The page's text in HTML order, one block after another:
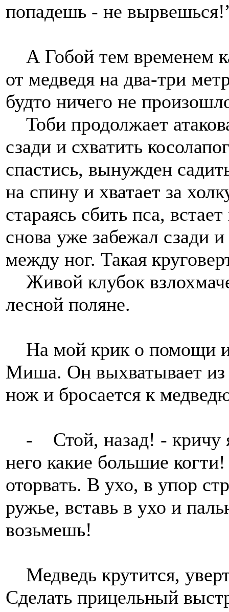
попадешь - не
А Гобой тем временем
от медведя на два-три
будто ничего не
Тоби продолжает
сзади и схватить
спастись, вынужден
на спину и хватает за
стараясь сбить пса,
снова уже забежал сзади
между ног. Такая
Живой клубок
лесной поляне.
На мой крик о помощи
Миша. Он выхватывает из
нож и бросается к
- Стой, назад! - кричу
него какие большие
оторвать. В ухо, в упор
ружье, вставь в ухо и
возьмешь!
Медведь крутится,
Сделать прицельный